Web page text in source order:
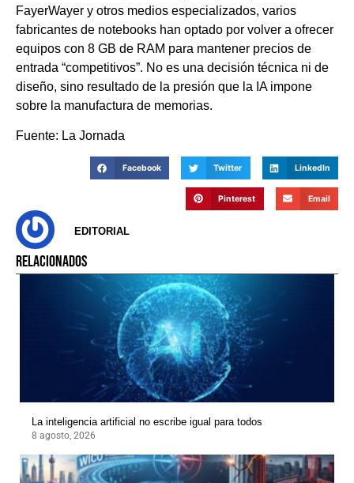
FayerWayer y otros medios especializados, varios
fabricantes de notebooks han optado por volver a ofrecer
equipos con 8 GB de RAM para mantener precios de
entrada “competitivos”. No es una decisión técnica ni de
diseño, sino resultado de la presión que la IA impone
sobre la manufactura de memorias.
Fuente: La Jornada
Facebook Twitter LinkedIn
Pinterest Email
EDITORIAL
RELACIONADOS
La inteligencia artificial no escribe igual para todos
8 agosto, 2026